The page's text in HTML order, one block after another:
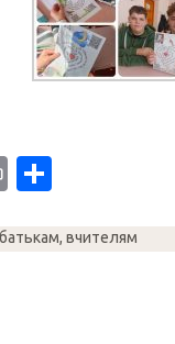
Print
вчителям